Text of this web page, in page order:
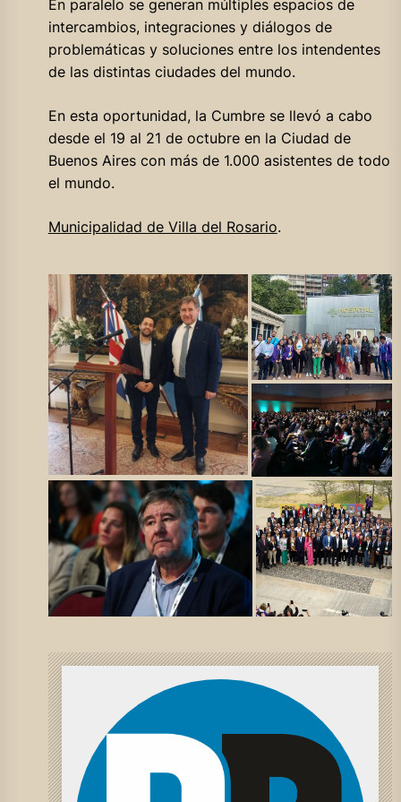
En paralelo se generan múltiples espacios de
intercambios, integraciones y diálogos de
problemáticas y soluciones entre los intendentes
de las distintas ciudades del mundo.
En esta oportunidad, la Cumbre se llevó a cabo
desde el 19 al 21 de octubre en la Ciudad de
Buenos Aires con más de 1.000 asistentes de todo
el mundo.
Municipalidad de Villa del Rosario.